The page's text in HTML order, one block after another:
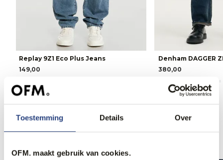
Toestemming Details Over
OFM. maakt gebruik van cookies.
Replay 9Z1 Eco Plus Jeans
149,00
Denham DAGGER
380,00
Anderen bekeken ook